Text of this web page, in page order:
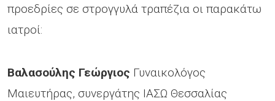
προεδρίες σε στρογγυλά τραπέζια οι παρακάτω
ιατροί:
Βαλασούλης Γεώργιος Γυναικολόγος
Μαιευτήρας, συνεργάτης ΙΑΣΩ Θεσσαλίας